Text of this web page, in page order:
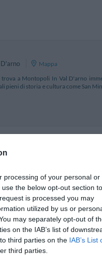
processing of your personal or
the below opt-out section to
is processed you may
utilized by us or
may separately opt-out of
on the IAB’s list of
third parties on the IAB’s List
third parties.
Mappa
a Montopoli In Val D'arno
pieni di storia e cultura come San
nel cuore della Toscana,
autostradale. La struttura
D'arno con i migliori giudizi
Mappa